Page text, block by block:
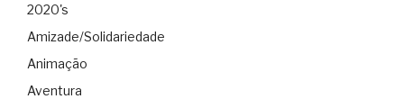
2020's
Amizade/Solidariedade
Animação
Aventura